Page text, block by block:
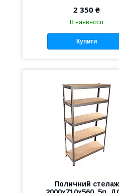
2 350 ₴
В наявності
Купити
Поличний стелаж